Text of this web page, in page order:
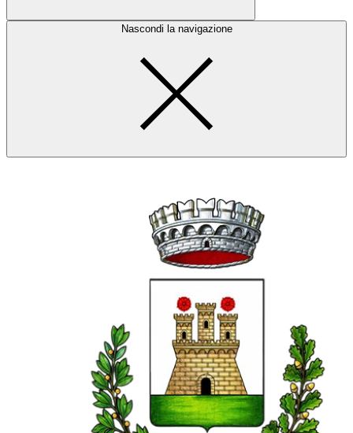
Nascondi la navigazione